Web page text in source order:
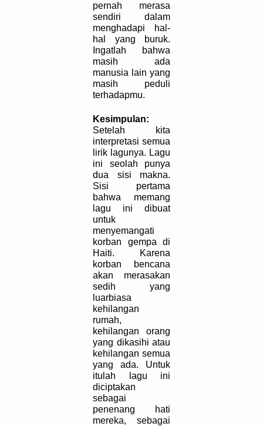
pernah merasa
sendiri dalam
menghadapi hal-
hal yang buruk.
Ingatlah bahwa
masih ada
manusia lain yang
masih peduli
terhadapmu.
Kesimpulan:
Setelah kita
interpretasi semua
lirik lagunya. Lagu
ini seolah punya
dua sisi makna.
Sisi pertama
bahwa memang
lagu ini dibuat
untuk
menyemangati
korban gempa di
Haiti. Karena
korban bencana
akan merasakan
sedih yang
luarbiasa
kehilangan
rumah,
kehilangan orang
yang dikasihi atau
kehilangan semua
yang ada. Untuk
itulah lagu ini
diciptakan
sebagai
penenang hati
mereka, sebagai